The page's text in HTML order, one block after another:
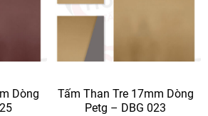
Dòng
Tấm Than Tre 17mm Dòng
Petg – DBG 023